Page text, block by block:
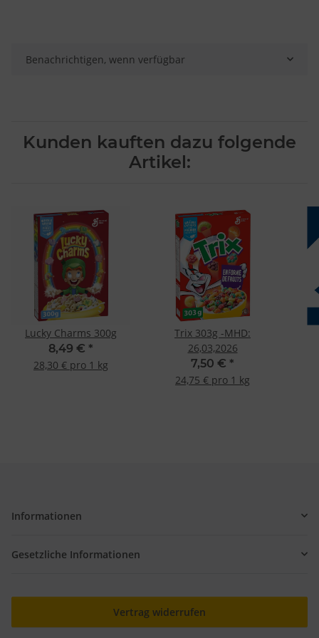
Benachrichtigen, wenn verfügbar
Kunden kauften dazu folgende
Artikel:
Lucky Charms 300g
8,49 € *
28,30 € pro 1 kg
Trix 303g -MHD:
26,03,2026
7,50 € *
24,75 € pro 1 kg
Informationen
Gesetzliche Informationen
Vertrag widerrufen